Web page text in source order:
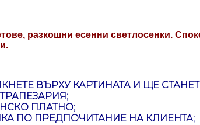
разкошни есенни светлосенки.
ВЪРХУ КАРТИНАТА И ЩЕ
ПЛАТНО;
ПО ПРЕДПОЧИТАНИЕ НА КЛИЕНТА;